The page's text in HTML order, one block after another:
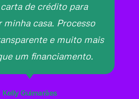
de crédito para
minha casa. Processo
e muito mais
um financiamento.
Kelly Guimarães